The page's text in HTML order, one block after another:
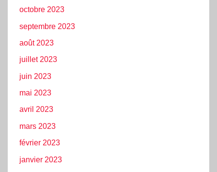
octobre 2023
septembre 2023
août 2023
juillet 2023
juin 2023
mai 2023
avril 2023
mars 2023
février 2023
janvier 2023